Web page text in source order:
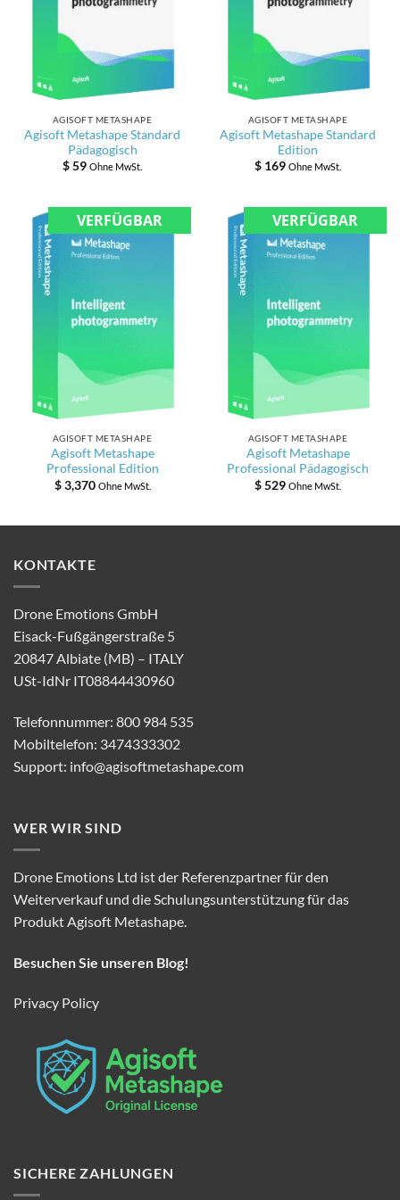
AGISOFT METASHAPE
Agisoft Metashape Standard
Pädagogisch
$59 Ohne MwSt.
AGISOFT METASHAPE
Agisoft Metashape Standard
Edition
$ 169 Ohne MwSt.
VERFÜGBAR
AGISOFT METASHAPE
Agisoft Metashape
Professional Edition
$3,370 Ohne MwSt.
VERFÜGBAR
AGISOFT METASHAPE
Agisoft Metashape
Professional Pädagogisch
$529 Ohne MwSt.
KONTAKTE
Drone Emotions GmbH
Eisack-Fußgängerstraße 5
20847 Albiate (MB) – ITALY
USt-IdNr IT08844430960
Telefonnummer: 800 984 535
Mobiltelefon: 3474333302
Support: info@agisoftmetashape.com
WER WIR SIND
Drone Emotions Ltd ist der Referenzpartner für den
Weiterverkauf und die Schulungsunterstützung für das
Produkt Agisoft Metashape.
Besuchen Sie unseren Blog!
Privacy Policy
SICHERE ZAHLUNGEN